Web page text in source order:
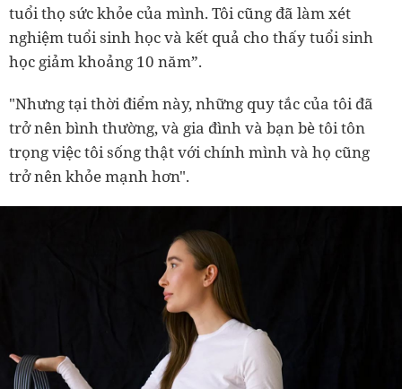
tuổi thọ sức khỏe của mình. Tôi cũng đã làm xét
nghiệm tuổi sinh học và kết quả cho thấy tuổi sinh
học giảm khoảng 10 năm”.
"Nhưng tại thời điểm này, những quy tắc của tôi đã
trở nên bình thường, và gia đình và bạn bè tôi tôn
trọng việc tôi sống thật với chính mình và họ cũng
trở nên khỏe mạnh hơn".